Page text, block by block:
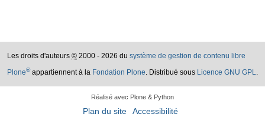
Les droits d'auteurs © 2000 - 2026 du système de gestion de contenu libre
Plone®appartiennent à la Fondation Plone. Distribué sous Licence GNU GPL.
Réalisé avec Plone & Python
Plan du site Accessibilité